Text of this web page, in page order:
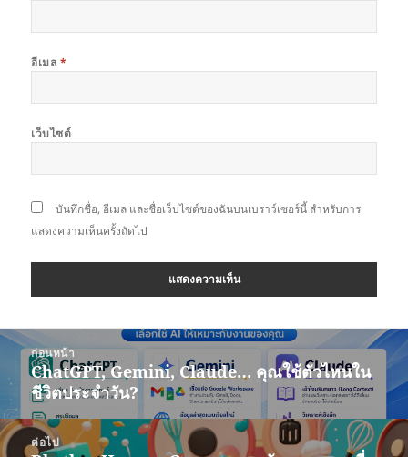
อีเมล *
เว็บไซต์
บันทึกชื่อ, อีเมล และชื่อเว็บไซต์ของฉันบนเบราว์เซอร์นี้ สำหรับการ
แสดงความเห็นครั้งถัดไป
แนะแนว
ก่อนหน้า
เรื่อง
ก่อน
หน้า:
ChatGPT, Gemini, Claude… คุณใช้ตัวไหนใน
ชีวิตประจำวัน?
ต่อไป